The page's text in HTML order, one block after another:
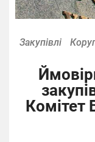
Закупівлі
Комітет